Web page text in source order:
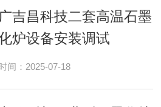
广吉昌科技二套高温石墨
炉设备安装调试
间：2025-07-18